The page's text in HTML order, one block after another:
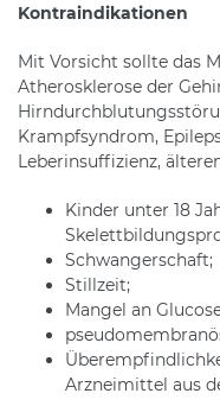
Kontraindikationen
Mit Vorsicht sollte das
Atherosklerose der
Krampfsyndrom,
Leberinsuffizienz,
Kinder unter 18
Schwangerschaft;
Stillzeit;
Mangel an
Arzneimittel aus